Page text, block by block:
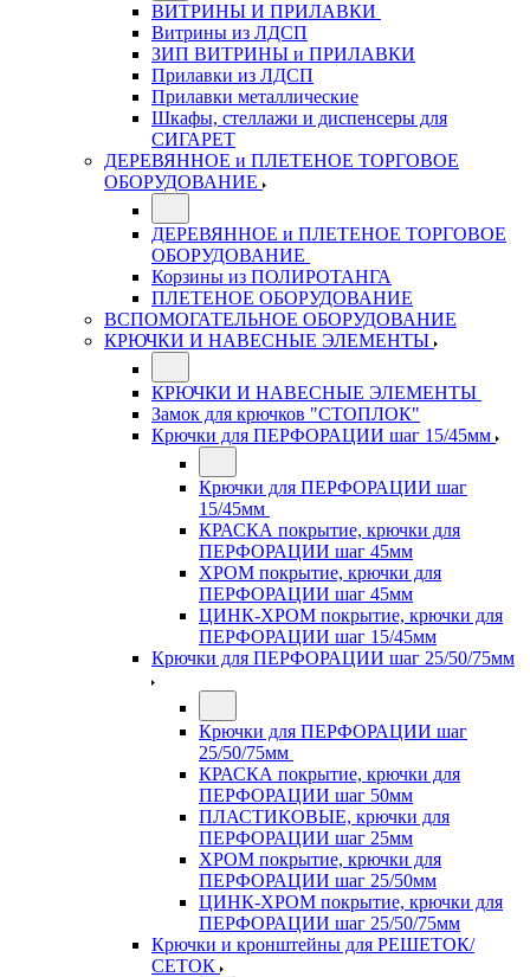
ВИТРИНЫ И ПРИЛАВКИ
Витрины из ЛДСП
ЗИП ВИТРИНЫ и ПРИЛАВКИ
Прилавки из ЛДСП
Прилавки металлические
Шкафы, стеллажи и диспенсеры для
СИГАРЕТ
ДЕРЕВЯННОЕ и ПЛЕТЕНОЕ ТОРГОВОЕ
ОБОРУДОВАНИЕ
ДЕРЕВЯННОЕ и ПЛЕТЕНОЕ ТОРГОВОЕ
ОБОРУДОВАНИЕ
Корзины из ПОЛИРОТАНГА
ПЛЕТЕНОЕ ОБОРУДОВАНИЕ
ВСПОМОГАТЕЛЬНОЕ ОБОРУДОВАНИЕ
КРЮЧКИ И НАВЕСНЫЕ ЭЛЕМЕНТЫ
КРЮЧКИ И НАВЕСНЫЕ ЭЛЕМЕНТЫ
Замок для крючков "СТОПЛОК"
Крючки для ПЕРФОРАЦИИ шаг 15/45мм
Крючки для ПЕРФОРАЦИИ шаг
15/45мм
КРАСКА покрытие, крючки для
ПЕРФОРАЦИИ шаг 45мм
ХРОМ покрытие, крючки для
ПЕРФОРАЦИИ шаг 45мм
ЦИНК-ХРОМ покрытие, крючки для
ПЕРФОРАЦИИ шаг 15/45мм
Крючки для ПЕРФОРАЦИИ шаг 25/50/75мм
Крючки для ПЕРФОРАЦИИ шаг
25/50/75мм
КРАСКА покрытие, крючки для
ПЕРФОРАЦИИ шаг 50мм
ПЛАСТИКОВЫЕ, крючки для
ПЕРФОРАЦИИ шаг 25мм
ХРОМ покрытие, крючки для
ПЕРФОРАЦИИ шаг 25/50мм
ЦИНК-ХРОМ покрытие, крючки для
ПЕРФОРАЦИИ шаг 25/50/75мм
Крючки и кронштейны для РЕШЕТОК/
СЕТОК